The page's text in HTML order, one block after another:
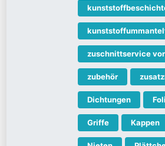
zuschnittservice
zubehör
Dichtungen
Griffe Kappen